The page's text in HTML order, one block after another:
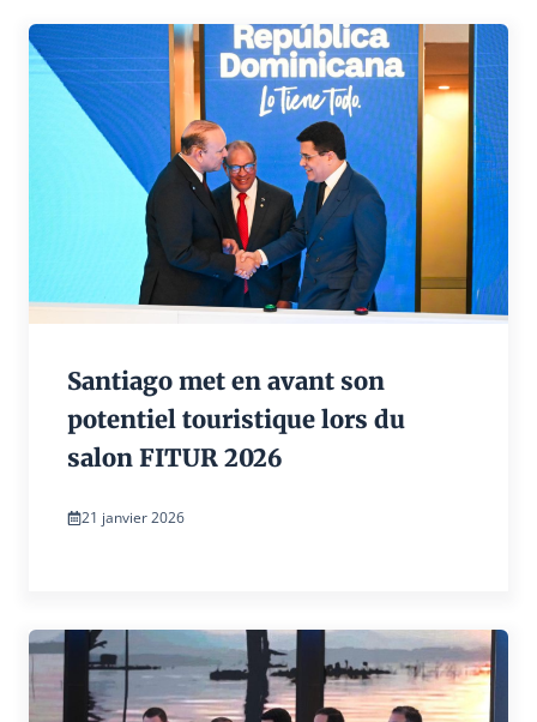
Santiago met en avant son
potentiel touristique lors du
salon FITUR 2026
21 janvier 2026